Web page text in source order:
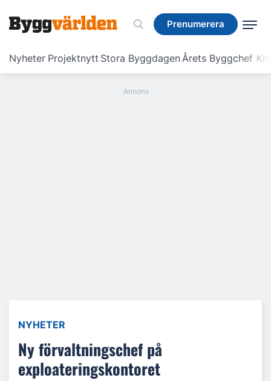
Prenumerera
Nyheter Projektnytt Stora ByggdagenÅrets Byggchef
Prenumerera
NYHETER
Ny förvaltningschef på
exploateringskontoret